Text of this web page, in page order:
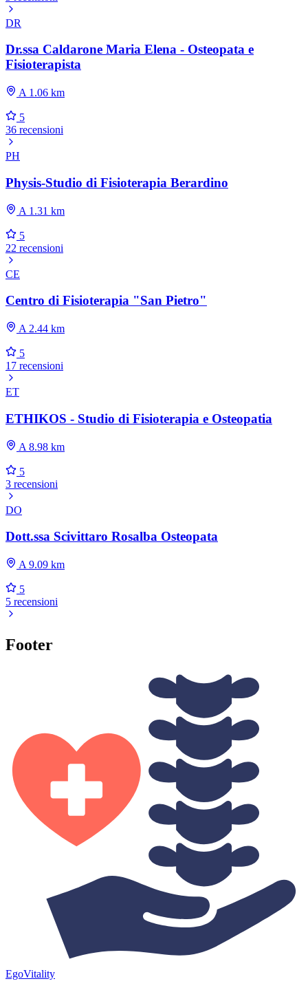
DR
Dr.ssa Caldarone Maria Elena - Osteopata e
Fisioterapista
A 1.06 km
5
36 recensioni
PH
Physis-Studio di Fisioterapia Berardino
A 1.31 km
5
22 recensioni
CE
Centro di Fisioterapia "San Pietro"
A 2.44 km
5
17 recensioni
ET
ETHIKOS - Studio di Fisioterapia e Osteopatia
A 8.98 km
5
3 recensioni
DO
Dott.ssa Scivittaro Rosalba Osteopata
A 9.09 km
5
5 recensioni
Footer
EgoVitality